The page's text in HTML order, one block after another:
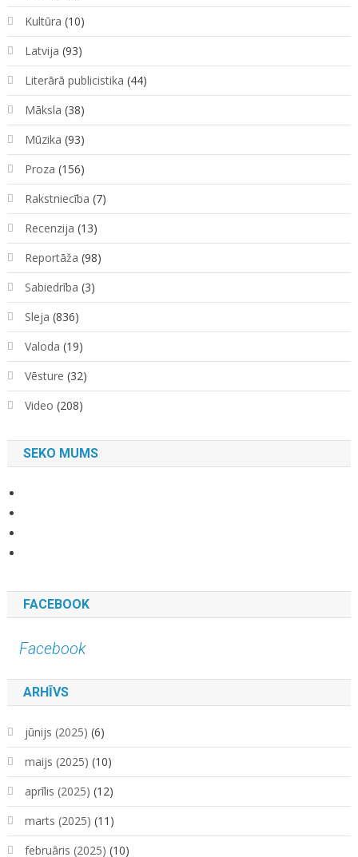
Kultūra (10)
Latvija (93)
Literārā publicistika (44)
Māksla (38)
Mūzika (93)
Proza (156)
Rakstniecība (7)
Recenzija (13)
Reportāža (98)
Sabiedrība (3)
Sleja (836)
Valoda (19)
Vēsture (32)
Video (208)
SEKO MUMS
Twitter
on
Instagram
FACEBOOK
Facebook
ARHĪVS
jūnijs (2025) (6)
maijs (2025) (10)
aprīlis (2025) (12)
marts (2025) (11)
februāris (2025) (10)